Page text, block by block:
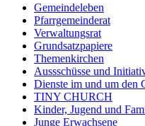
Gemeindeleben
Pfarrgemeinderat
Verwaltungsrat
Grundsatzpapiere
Themenkirchen
Aussschüsse und
Dienste im und um den
TINY CHURCH
Kinder, Jugend und
Junge Erwachsene